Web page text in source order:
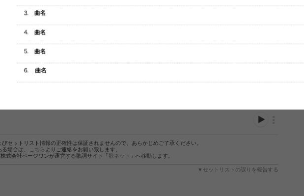
けてくれ
風来坊
セットリスト情報の正確性は保証されませんので、あらかじめご了承ください。
場合は、
こちら よりご連絡をお願い致します。
式会社ページワンが運営する歌詞サイト「歌ネット 」へ移動します。
▼セットリストの誤りを報告する